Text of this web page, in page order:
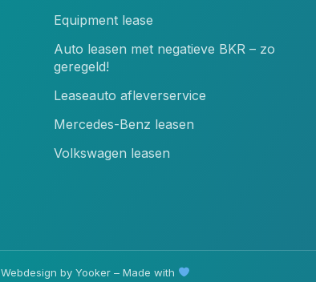
Equipment lease
Auto leasen met negatieve BKR – zo
geregeld!
Leaseauto afleverservice
Mercedes-Benz leasen
Volkswagen leasen
Webdesign by Yooker – Made with